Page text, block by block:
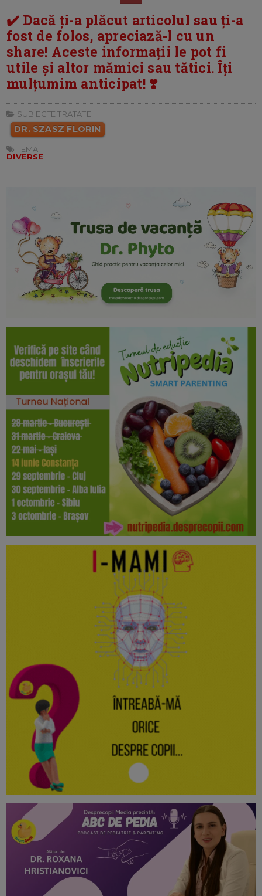
✔️ Dacă ți-a plăcut articolul sau ți-a
fost de folos, apreciază-l cu un
share! Aceste informații le pot fi
utile și altor mămici sau tătici. Îți
mulțumim anticipat! ❣️
SUBIECTE TRATATE:
DR. SZASZ FLORIN
TEMA:
DIVERSE